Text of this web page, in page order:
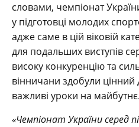
словами, чемпіонат
у підготовці молодих
адже саме в цій віковій
для подальших виступів
високу конкуренцію та
вінничани здобули цінний
важливі уроки на майбутнє.
«Чемпіонат України серед